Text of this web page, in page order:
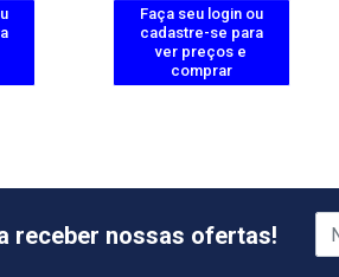
Faça seu login ou
cadastre-se para
ver preços e
comprar
receber nossas ofertas!